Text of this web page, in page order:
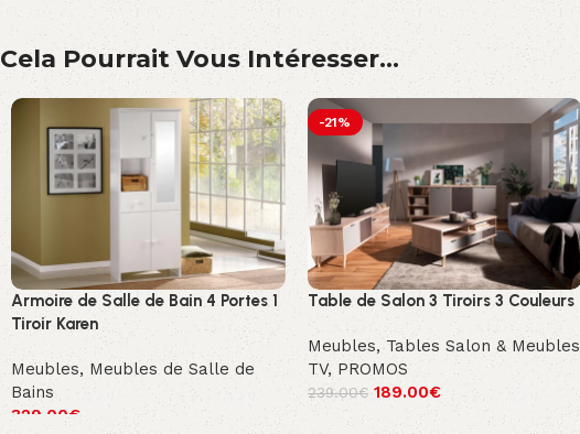
Cela Pourrait Vous Intéresser...
Armoire de Salle de Bain 4 Portes 1
Tiroir Karen
Meubles, Meubles de Salle de
Bains
329.00€
-21%
Table de Salon 3 Tiroirs 3 Couleurs
Meubles, Tables Salon & Meubles
TV, PROMOS
239.00€ 189.00€